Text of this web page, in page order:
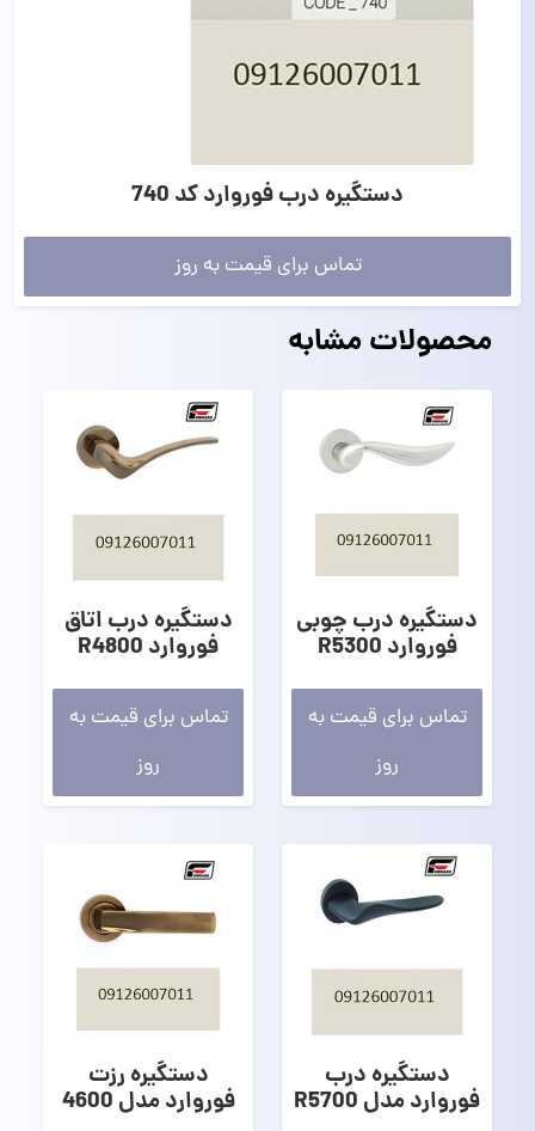
دستگیره درب فوروارد کد 740
تماس برای قیمت به روز
محصولات مشابه
دستگیره درب چوبی
فوروارد R5300
تماس برای قیمت به
روز
دستگیره درب اتاق
فوروارد R4800
تماس برای قیمت به
روز
دستگیره درب
فوروارد مدل R5700
دستگیره رزت
فوروارد مدل 4600